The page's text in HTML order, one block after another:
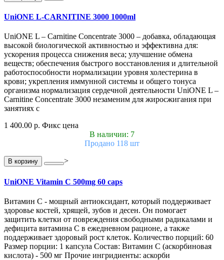
UniONE L-CARNITINE 3000 1000ml
UniONE L – Carnitine Concentrate 3000 – добавка, обладающая
высокой биологической активностью и эффективна для:
ускорения процесса снижения веса; улучшение обмена
веществ; обеспечения быстрого восстановления и длительной
работоспособности нормализации уровня холестерина в
крови; укрепления иммунной системы и общего тонуса
организма нормализация сердечной деятельности UniONE L –
Carnitine Concentrate 3000 незаменим для жиросжигания при
занятиях с
1 400.00 р. Фикс цена
В наличии: 7
Продано 118 шт
В корзину >
UniONE Vitamin С 500mg 60 caps
Витамин С - мощный антиоксидант, который поддерживает
здоровье костей, хрящей, зубов и десен. Он помогает
защитить клетки от повреждения свободными радикалами и
дефицита витамина С в ежедневном рационе, а также
поддерживает здоровый рост клеток. Количество порций: 60
Размер порции: 1 капсула Состав: Витамин С (аскорбиновая
кислота) - 500 мг Прочие ингридиенты: аскорби